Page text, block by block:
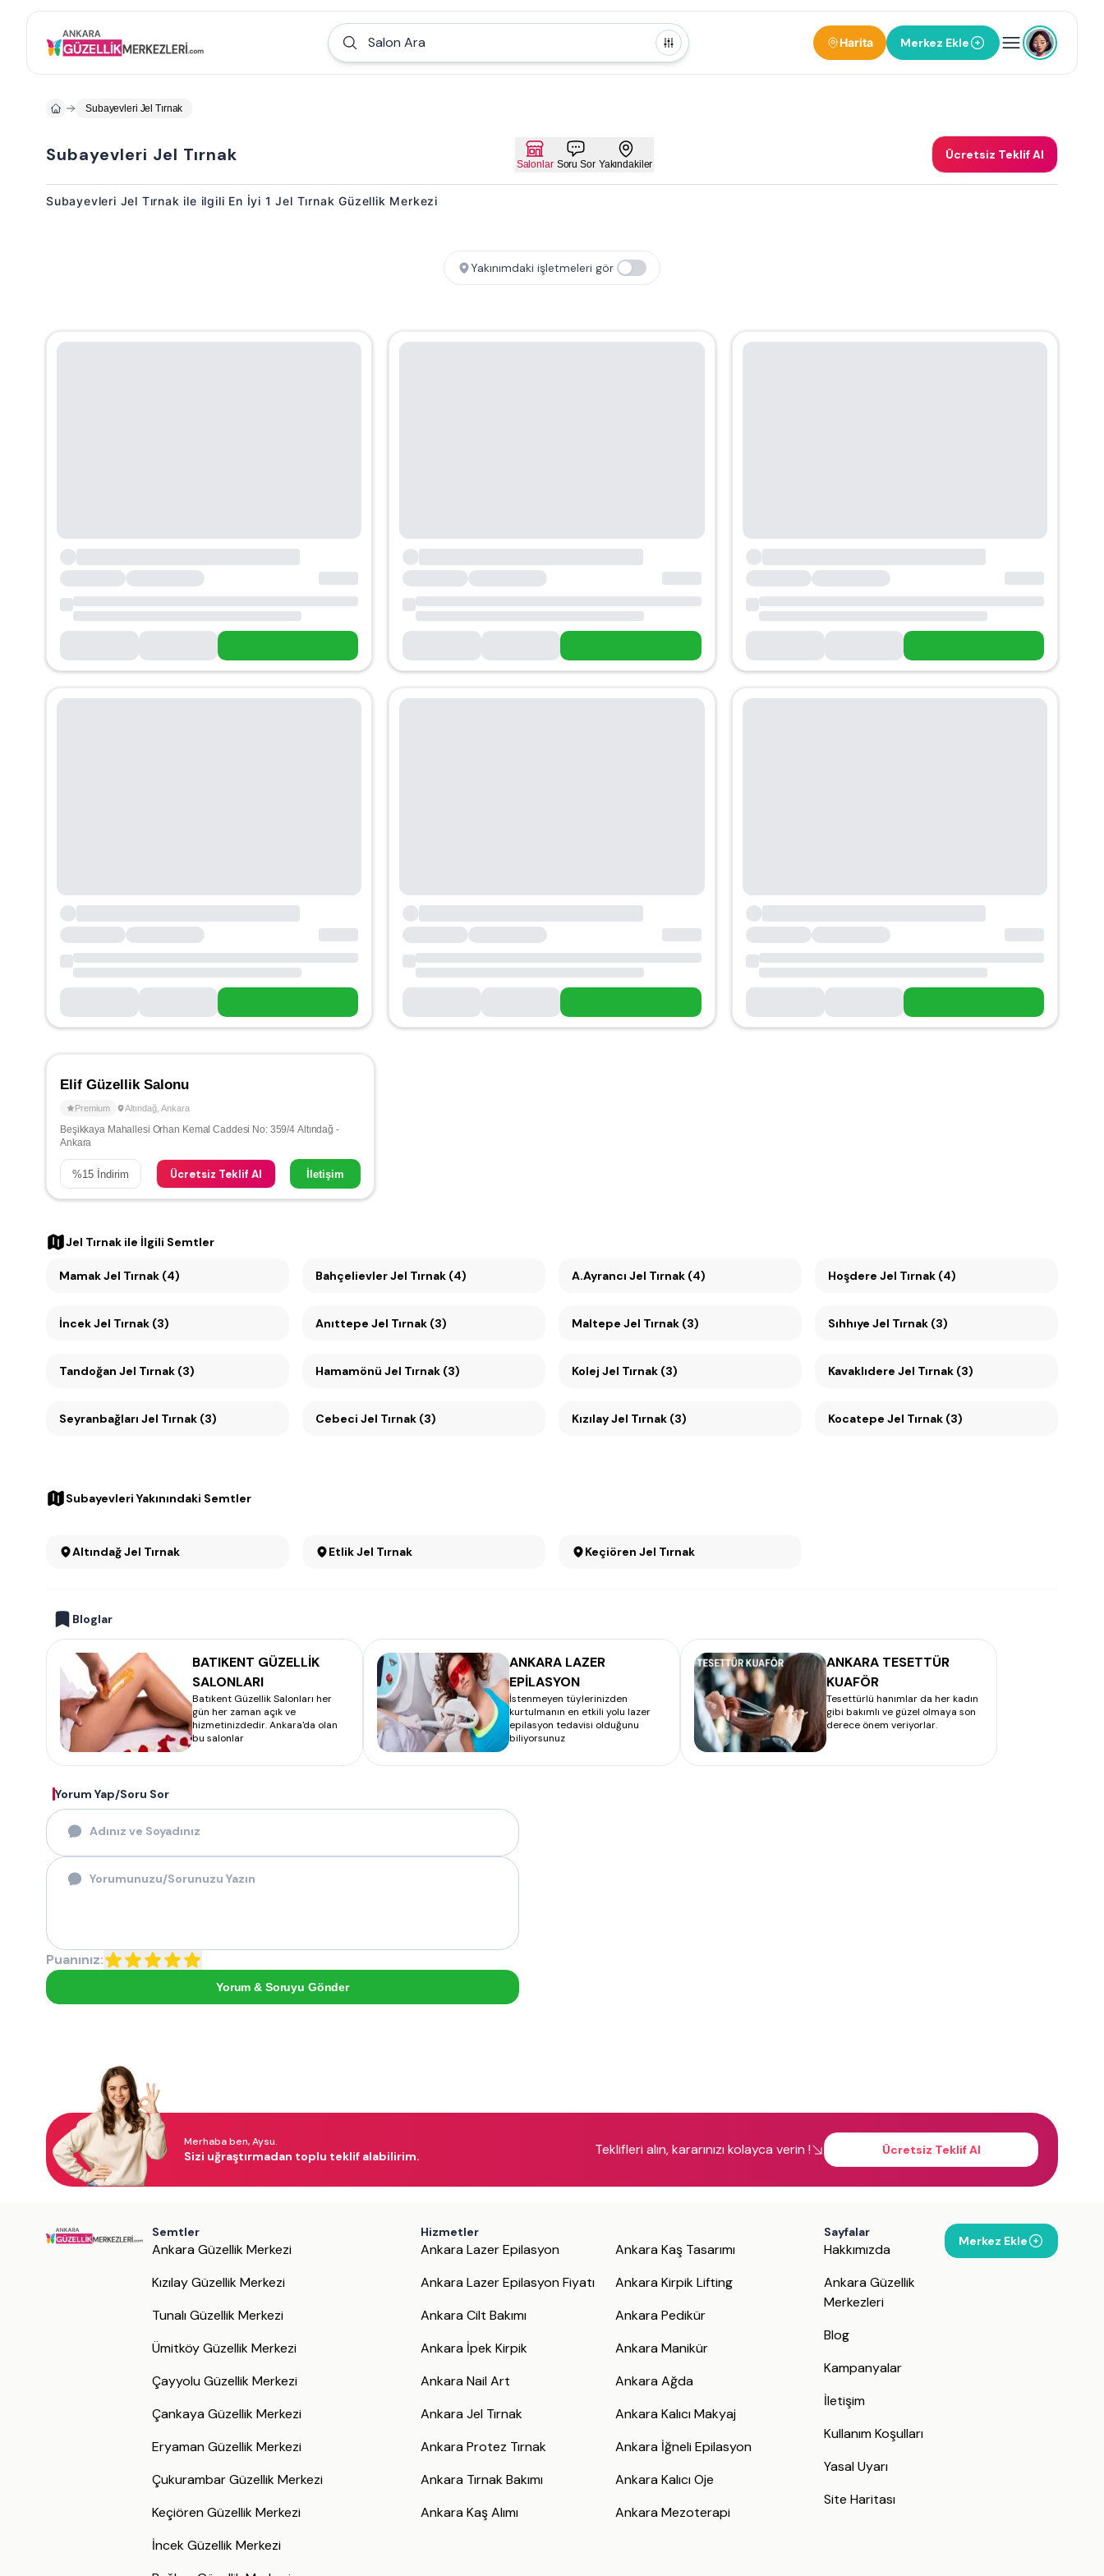
Salon Ara Harita Merkez Ekle
Subayevleri Jel Tırnak
Subayevleri Jel Tırnak Salonlar Soru Sor Yakındakiler
Ücretsiz Teklif Al
Subayevleri Jel Tırnak ile ilgili En İyi 1 Jel Tırnak Güzellik Merkezi
Yakınımdaki işletmeleri gör
Elif Güzellik Salonu
Premium Altındağ Ankara
Beşikkaya Mahallesi Orhan Kemal Caddesi No: 359/4 Altındağ -
Ankara
%15 İndirim Ücretsiz Teklif Al İletişim
Jel Tırnak ile İlgili Semtler
Mamak Jel Tırnak (4) Bahçelievler Jel Tırnak (4) A.Ayrancı Jel Tırnak (4) Hoşdere Jel Tırnak (4)
İncek Jel Tırnak (3) Anıttepe Jel Tırnak (3) Maltepe Jel Tırnak (3) Sıhhıye Jel Tırnak (3)
Tandoğan Jel Tırnak (3) Hamamönü Jel Tırnak (3) Kolej Jel Tırnak (3) Kavaklıdere Jel Tırnak (3)
Seyranbağları Jel Tırnak (3) Cebeci Jel Tırnak (3) Kızılay Jel Tırnak (3) Kocatepe Jel Tırnak (3)
Subayevleri Yakınındaki Semtler
Altındağ Jel Tırnak Etlik Jel Tırnak Keçiören Jel Tırnak
Bloglar
BATIKENT GÜZELLİK
SALONLARI
Batıkent Güzellik Salonları her
gün her zaman açık ve
hizmetinizdedir. Ankara'da olan
bu salonlar
ANKARA LAZER
EPİLASYON
İstenmeyen tüylerinizden
kurtulmanın en etkili yolu lazer
epilasyon tedavisi olduğunu
biliyorsunuz
ANKARA TESETTÜR
KUAFÖR
Tesettürlü hanımlar da her kadın
gibi bakımlı ve güzel olmaya son
derece önem veriyorlar.
Yorum Yap/Soru Sor
Puanınız:
Yorum & Soruyu Gönder
Merhaba ben, Aysu.
Sizi uğraştırmadan toplu teklif alabilirim. Teklifleri alın, kararınızı kolayca verin ! Ücretsiz Teklif Al
Semtler
Ankara Güzellik Merkezi
Kızılay Güzellik Merkezi
Tunalı Güzellik Merkezi
Ümitköy Güzellik Merkezi
Çayyolu Güzellik Merkezi
Çankaya Güzellik Merkezi
Eryaman Güzellik Merkezi
Çukurambar Güzellik Merkezi
Keçiören Güzellik Merkezi
İncek Güzellik Merkezi
Hizmetler
Ankara Lazer Epilasyon
Ankara Lazer Epilasyon Fiyatı
Ankara Cilt Bakımı
Ankara İpek Kirpik
Ankara Nail Art
Ankara Jel Tırnak
Ankara Protez Tırnak
Ankara Tırnak Bakımı
Ankara Kaş Alımı
Ankara Kaş Tasarımı
Ankara Kirpik Lifting
Ankara Pedikür
Ankara Manikür
Ankara Ağda
Ankara Kalıcı Makyaj
Ankara İğneli Epilasyon
Ankara Kalıcı Oje
Ankara Mezoterapi
Sayfalar
Hakkımızda
Ankara Güzellik
Merkezleri
Blog
Kampanyalar
İletişim
Kullanım Koşulları
Yasal Uyarı
Site Haritası
Merkez Ekle